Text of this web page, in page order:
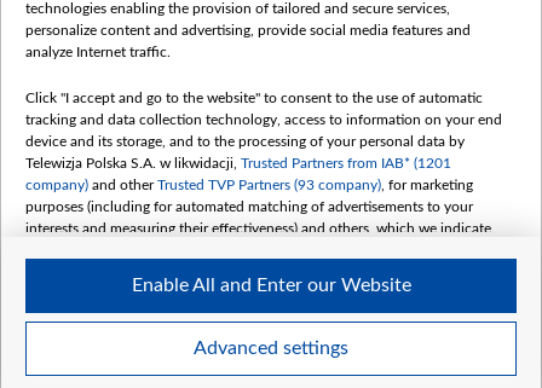
Новини
Докладно
Погляд
Цікаво
Slawa.tv
Про нас
Контакти
Правила використання матеріалів
Обробка даних
technologies enabling the provision of tailored and secure services,
personalize content and advertising, provide social media features and
analyze Internet traffic.
Click "I accept and go to the website" to consent to the use of automatic
tracking and data collection technology, access to information on your end
device and its storage, and to the processing of your personal data by
Telewizja Polska S.A. w likwidacji, Trusted Partners from IAB* (1201
company) and otherTrusted TVP Partners (93 company) , for marketing
purposes (including for automated matching of advertisements to your
interests and measuring their effectiveness) and others, which we indicate
The purposes of processing your data by TVP S.A. w likwidacji are as
follows:
Use limited data to select advertising
Create profiles for personalised advertising
Advanced settings
Enable All and Enter our Website